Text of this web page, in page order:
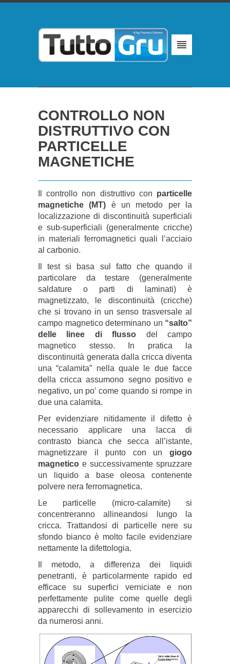
CONTROLLO NON
DISTRUTTIVO CON
PARTICELLE
MAGNETICHE
Il controllo non distruttivo con particelle
magnetiche (MT) è un metodo per la
localizzazione di discontinuità superficiali
e sub-superficiali (generalmente cricche)
in materiali ferromagnetici quali l’acciaio
al carbonio.
Il test si basa sul fatto che quando il
particolare da testare (generalmente
saldature o parti di laminati) è
magnetizzato, le discontinuità (cricche)
che si trovano in un senso trasversale al
campo magnetico determinano un “salto”
delle linee di flusso del campo
magnetico stesso. In pratica la
discontinuità generata dalla cricca diventa
una “calamita” nella quale le due facce
della cricca assumono segno positivo e
negativo, un po’ come quando si rompe in
due una calamita.
Per evidenziare nitidamente il difetto è
necessario applicare una lacca di
contrasto bianca che secca all’istante,
magnetizzare il punto con un giogo
magnetico e successivamente spruzzare
un liquido a base oleosa contenente
polvere nera ferromagnetica.
Le particelle (micro-calamite) si
concentreranno allineandosi lungo la
cricca. Trattandosi di particelle nere su
sfondo bianco è molto facile evidenziare
nettamente la difettologia.
Il metodo, a differenza dei liquidi
penetranti, è particolarmente rapido ed
efficace su superfici verniciate e non
perfettamente pulite come quelle degli
apparecchi di sollevamento in esercizio
da numerosi anni.